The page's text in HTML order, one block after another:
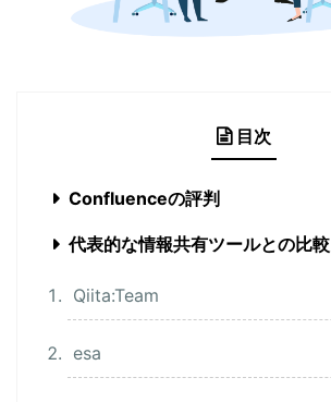
目次
Confluenceの評判
代表的な情報共有ツールとの比較
Qiita:Team
esa